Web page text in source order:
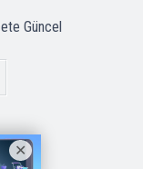
Güncel